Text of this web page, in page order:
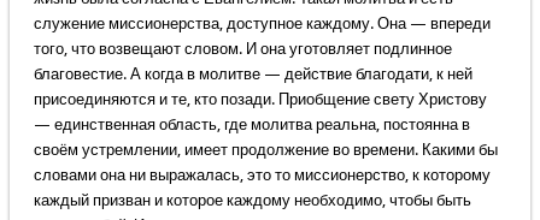
служение миссионерства, доступное каждому. Она — впереди
того, что возвещают словом. И она уготовляет подлинное
благовестие. А когда в молитве — действие благодати, к ней
присоединяются и те, кто позади. Приобщение свету Христову
— единственная область, где молитва реальна, постоянна в
своём устремлении, имеет продолжение во времени. Какими бы
словами она ни выражалась, это то миссионерство, к которому
каждый призван и которое каждому необходимо, чтобы быть